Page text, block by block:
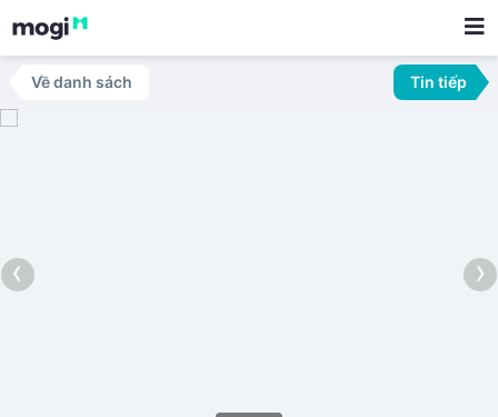
Về danh sách Tin tiếp
‹ ›